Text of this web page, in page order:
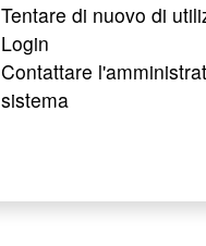
Tentare di nuovo di
Login
Contattare
sistema